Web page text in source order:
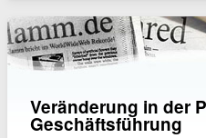
Veränderung in der
Geschäftsführung